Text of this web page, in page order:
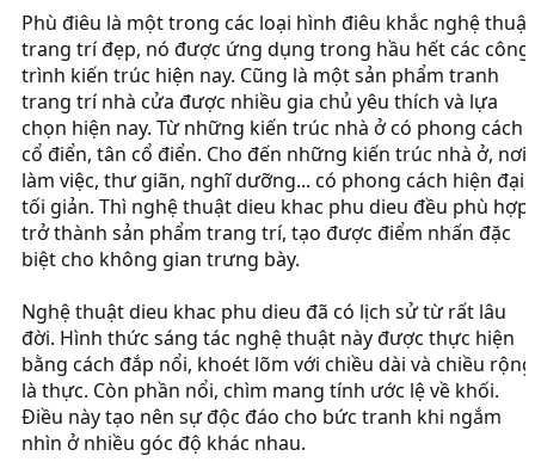
Phù điêu là một trong các loại hình điêu khắc nghệ thuật
trang trí đẹp, nó được ứng dụng trong hầu hết các công
trình kiến trúc hiện nay. Cũng là một sản phẩm tranh
trang trí nhà cửa được nhiều gia chủ yêu thích và lựa
chọn hiện nay. Từ những kiến trúc nhà ở có phong cách
cổ điển, tân cổ điển. Cho đến những kiến trúc nhà ở, nơi
làm việc, thư giãn, nghĩ dưỡng... có phong cách hiện đại,
tối giản. Thì nghệ thuật dieu khac phu dieu đều phù hợp
trở thành sản phẩm trang trí, tạo được điểm nhấn đặc
biệt cho không gian trưng bày.
Nghệ thuật dieu khac phu dieu đã có lịch sử từ rất lâu
đời. Hình thức sáng tác nghệ thuật này được thực hiện
bằng cách đắp nổi, khoét lõm với chiều dài và chiều rộng
là thực. Còn phần nổi, chìm mang tính ước lệ về khối.
Điều này tạo nên sự độc đáo cho bức tranh khi ngắm
nhìn ở nhiều góc độ khác nhau.